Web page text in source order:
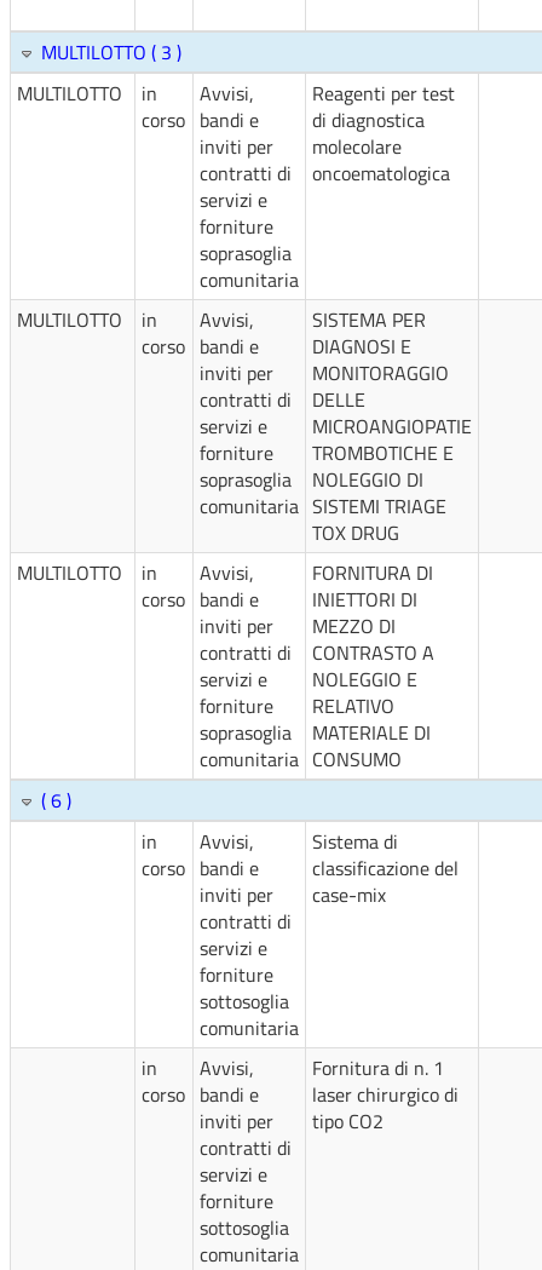
MULTILOTTO ( 3 )
MULTILOTTO
in
corso
Avvisi,
bandi e
inviti per
contratti di
servizi e
forniture
soprasoglia
comunitaria
Reagenti per test
di diagnostica
molecolare
oncoematologica
MULTILOTTO
in
corso
Avvisi,
bandi e
inviti per
contratti di
servizi e
forniture
soprasoglia
comunitaria
SISTEMA PER
DIAGNOSI E
MONITORAGGIO
DELLE
MICROANGIOPATIE
TROMBOTICHE E
NOLEGGIO DI
SISTEMI TRIAGE
TOX DRUG
MULTILOTTO
in
corso
Avvisi,
bandi e
inviti per
contratti di
servizi e
forniture
soprasoglia
comunitaria
FORNITURA DI
INIETTORI DI
MEZZO DI
CONTRASTO A
NOLEGGIO E
RELATIVO
MATERIALE DI
CONSUMO
( 6 )
in
corso
Avvisi,
bandi e
inviti per
contratti di
servizi e
forniture
sottosoglia
comunitaria
Sistema di
classificazione del
case-mix
in
corso
Avvisi,
bandi e
inviti per
contratti di
servizi e
forniture
sottosoglia
comunitaria
Fornitura di n. 1
laser chirurgico di
tipo CO2